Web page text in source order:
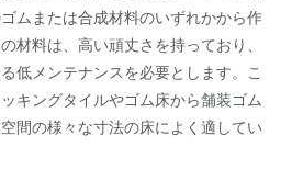
ムまたは合成材料のいずれかから作
材料は、高い頑丈さを持っており、
低メンテナンスを必要とします。こ
キングタイルやゴム床から舗装ゴム
間の様々な寸法の床によく適してい